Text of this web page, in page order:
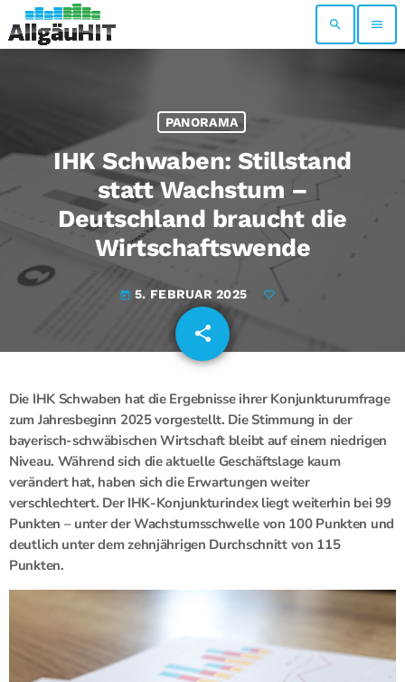
search menu
PANORAMA
IHK Schwaben: Stillstand
statt Wachstum –
Deutschland braucht die
Wirtschaftswende
today 5. FEBRUAR 2025
share
email
Die IHK Schwaben hat die Ergebnisse ihrer Konjunkturumfrage
zum Jahresbeginn 2025 vorgestellt. Die Stimmung in der
bayerisch-schwäbischen Wirtschaft bleibt auf einem niedrigen
Niveau. Während sich die aktuelle Geschäftslage kaum
verändert hat, haben sich die Erwartungen weiter
verschlechtert. Der IHK-Konjunkturindex liegt weiterhin bei 99
Punkten – unter der Wachstumsschwelle von 100 Punkten und
deutlich unter dem zehnjährigen Durchschnitt von 115
Punkten.